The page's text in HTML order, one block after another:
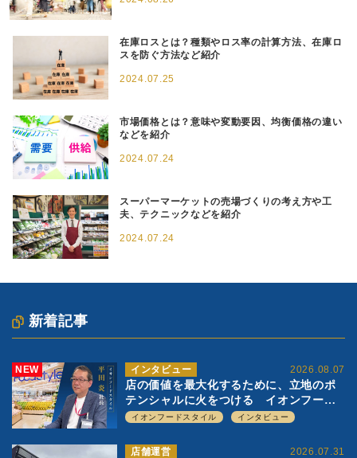
新着記事
NEW 2026.08.07
インタビュー
店の価値を最大化するために、立地のポ
テンシャルに火をつける イオンフード
スタイル 平田 炎社長
イオンフードスタイル インタビュー
2026.07.31
店舗運営
在庫ロスとは？種類やロス率の計算方法、在庫ロ
スを防ぐ方法など紹介
2024.07.25
市場価格とは？意味や変動要因、均衡価格の違い
などを紹介
2024.07.24
スーパーマーケットの売場づくりの考え方や工
夫、テクニックなどを紹介
2024.07.24